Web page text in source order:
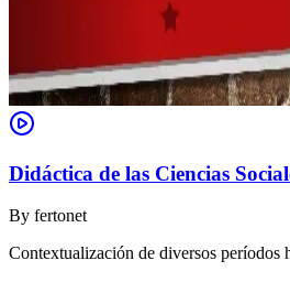
Didáctica de las Ciencias
By fertonet
Contextualización de diversos períodos